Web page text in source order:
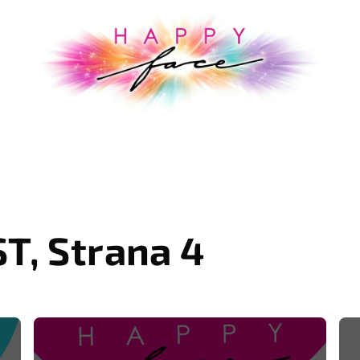
, Strana 4